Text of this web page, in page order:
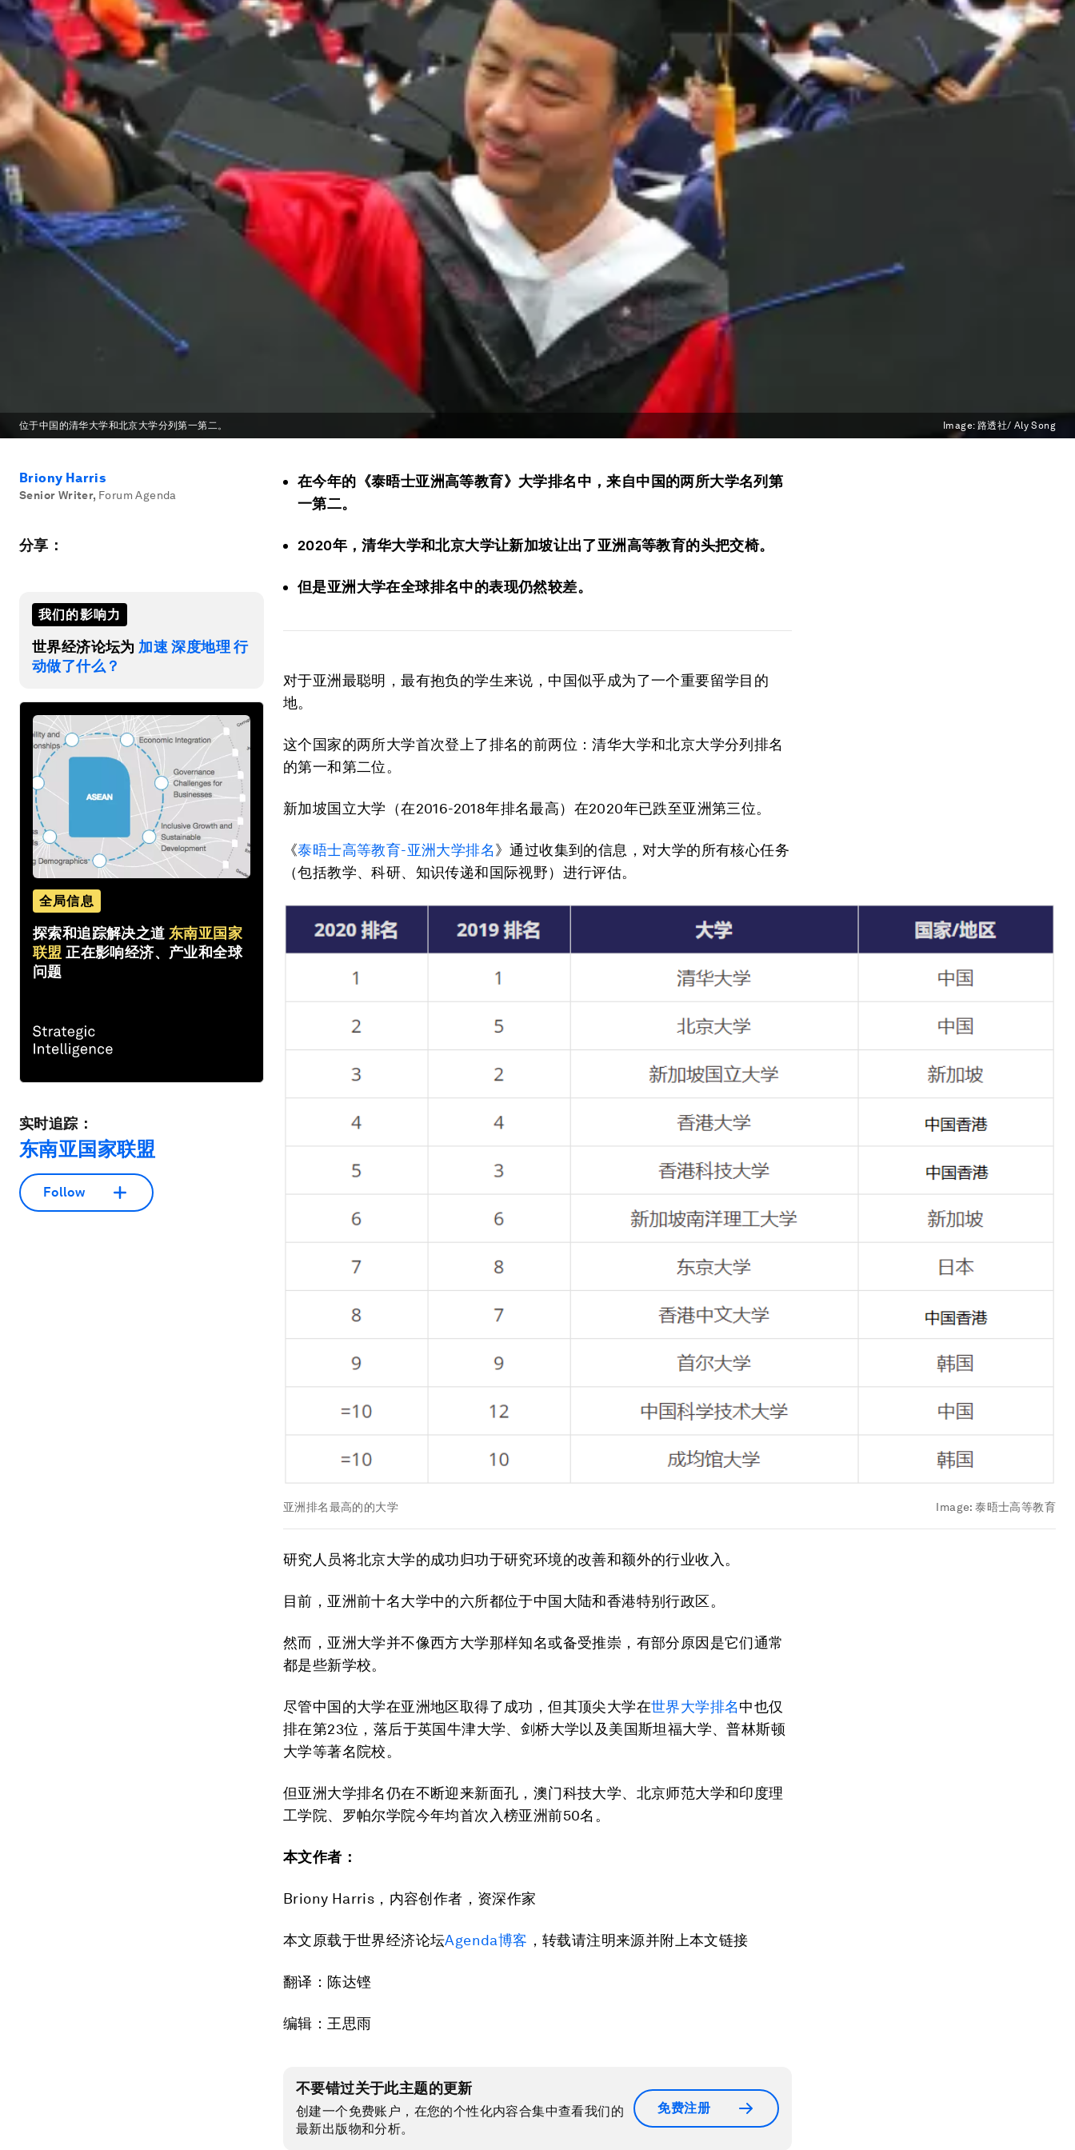
位于中国的清华大学和北京大学分列第一第二。 Image: 路透社/ Aly Song
Briony Harris
Senior Writer, Forum Agenda
分享：
我们的影响力
世界经济论坛为 加速 深度地理 行
动做了什么？
全局信息
探索和追踪解决之道 东南亚国家
联盟 正在影响经济、产业和全球
问题
实时追踪：
东南亚国家联盟
Follow
在今年的《泰晤士亚洲高等教育》大学排名中，来自中国的两所大学名列第
一第二。
2020年，清华大学和北京大学让新加坡让出了亚洲高等教育的头把交椅。
但是亚洲大学在全球排名中的表现仍然较差。
对于亚洲最聪明，最有抱负的学生来说，中国似乎成为了一个重要留学目的
地。
这个国家的两所大学首次登上了排名的前两位：清华大学和北京大学分列排名
的第一和第二位。
新加坡国立大学（在2016-2018年排名最高）在2020年已跌至亚洲第三位。
《泰晤士高等教育-亚洲大学排名》通过收集到的信息，对大学的所有核心任务
（包括教学、科研、知识传递和国际视野）进行评估。
亚洲排名最高的的大学 Image:泰晤士高等教育
研究人员将北京大学的成功归功于研究环境的改善和额外的行业收入。
目前，亚洲前十名大学中的六所都位于中国大陆和香港特别行政区。
然而，亚洲大学并不像西方大学那样知名或备受推崇，有部分原因是它们通常
都是些新学校。
尽管中国的大学在亚洲地区取得了成功，但其顶尖大学在世界大学排名中也仅
排在第23位，落后于英国牛津大学、剑桥大学以及美国斯坦福大学、普林斯顿
大学等著名院校。
但亚洲大学排名仍在不断迎来新面孔，澳门科技大学、北京师范大学和印度理
工学院、罗帕尔学院今年均首次入榜亚洲前50名。
本文作者：
Briony Harris，内容创作者，资深作家
本文原载于世界经济论坛Agenda博客 ，转载请注明来源并附上本文链接
翻译：陈达铿
编辑：王思雨
不要错过关于此主题的更新
创建一个免费账户，在您的个性化内容合集中查看我们的
最新出版物和分析。
免费注册